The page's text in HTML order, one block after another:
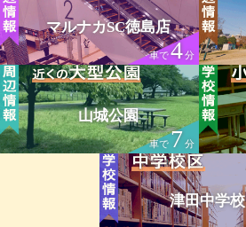
マルナカSC徳島店
車で4分
山城公園
車で7分
津田中学校